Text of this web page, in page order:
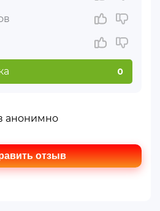
0
анонимно
отзыв